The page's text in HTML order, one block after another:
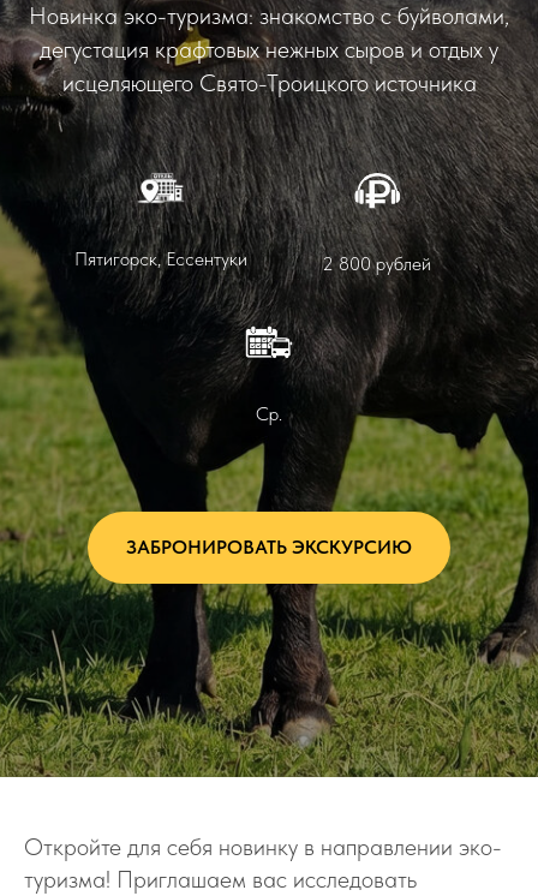
Новинка эко-туризма: знакомство с буйволами,
дегустация крафтовых нежных сыров и отдых у
исцеляющего Свято-Троицкого источника
Пятигорск, Ессентуки 2 800 рублей
Ср.
ЗАБРОНИРОВАТЬ ЭКСКУРСИЮ
Откройте для себя новинку в направлении эко-
туризма! Приглашаем вас исследовать